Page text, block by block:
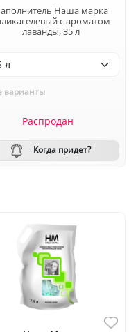
Наша марка
с ароматом
лаванды, 35 л
варианты
Распродан
Когда придет?